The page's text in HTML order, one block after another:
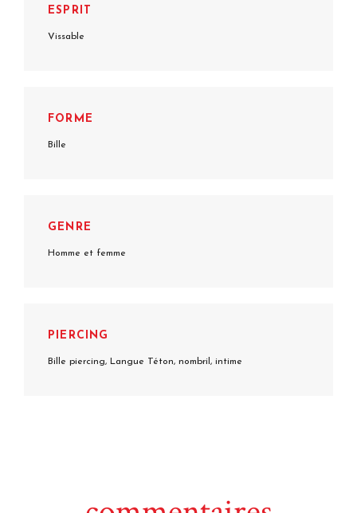
ESPRIT
Vissable
FORME
Bille
GENRE
Homme et femme
PIERCING
Bille piercing, Langue Téton, nombril, intime